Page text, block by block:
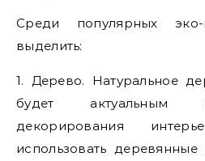
Среди популярных
выделить:
1. Дерево. Натуральное
будет актуальным
декорирования
использовать